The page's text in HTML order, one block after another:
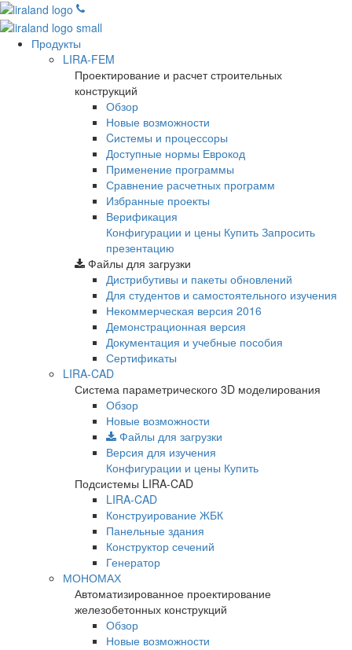
Продукты
LIRA-FEM
Проектирование и расчет строительных
конструкций
Обзор
Новые возможности
Cистемы и процессоры
Доступные нормы Еврокод
Применение программы
Сравнение расчетных программ
Избранные проекты
Верификация
Конфигурации и цены Купить Запросить
презентацию
Файлы для загрузки
Дистрибутивы и пакеты обновлений
Для студентов и самостоятельного изучения
Некоммерческая версия 2016
Демонстрационная версия
Документация и учебные пособия
Сертификаты
LIRA-CAD
Система параметрического 3D моделирования
Обзор
Новые возможности
Файлы для загрузки
Версия для изучения
Конфигурации и цены Купить
Подсистемы LIRA-CAD
LIRA-CAD
Конструирование ЖБК
Панельные здания
Конструктор сечений
Генератор
МОНОМАХ
Автоматизированное проектирование
железобетонных конструкций
Обзор
Новые возможности